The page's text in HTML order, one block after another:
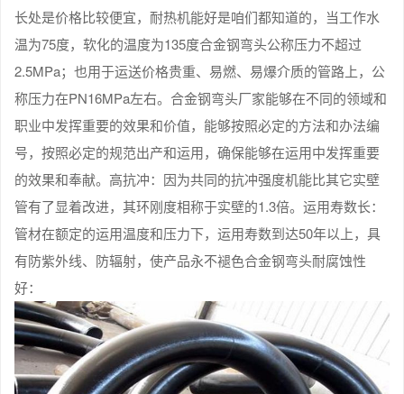
长处是价格比较便宜，耐热机能好是咱们都知道的，当工作水
温为75度，软化的温度为135度合金钢弯头公称压力不超过
2.5MPa；也用于运送价格贵重、易燃、易爆介质的管路上，公
称压力在PN16MPa左右。合金钢弯头厂家能够在不同的领域和
职业中发挥重要的效果和价值，能够按照必定的方法和办法编
号，按照必定的规范出产和运用，确保能够在运用中发挥重要
的效果和奉献。高抗冲：因为共同的抗冲强度机能比其它实壁
管有了显着改进，其环刚度相称于实壁的1.3倍。运用寿数长：
管材在额定的运用温度和压力下，运用寿数到达50年以上，具
有防紫外线、防辐射，使产品永不褪色合金钢弯头耐腐蚀性
好：